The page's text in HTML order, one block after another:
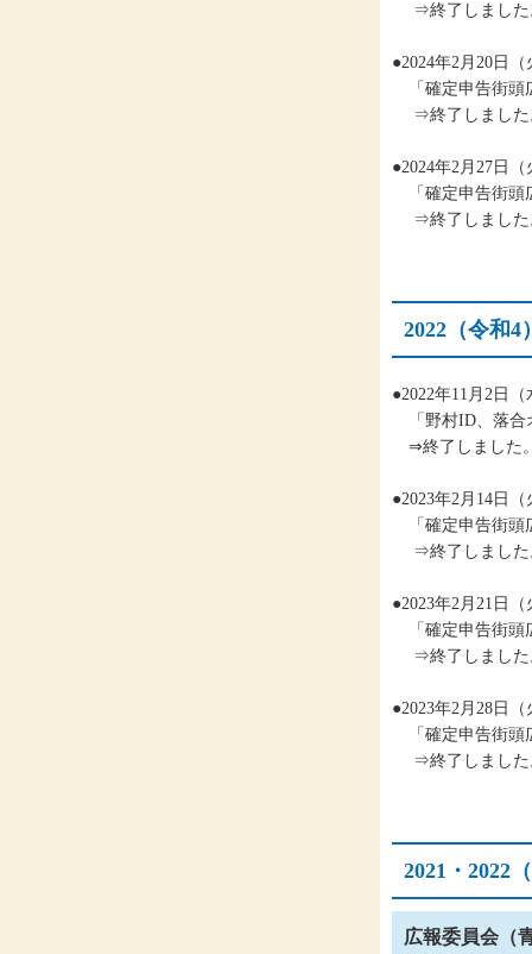
⇒終了しました
●2024年2月20日
「確定申告街頭
⇒終了しました
●2024年2月27日
「確定申告街頭
⇒終了しました
2022（令和4
●2022年11月2日
「野村ID、落合
⇒終了しました
●2023年2月14日
「確定申告街頭
⇒終了しました
●2023年2月21日
「確定申告街頭
⇒終了しました
●2023年2月28日
「確定申告街頭
⇒終了しました
2021・2022
広報委員会（